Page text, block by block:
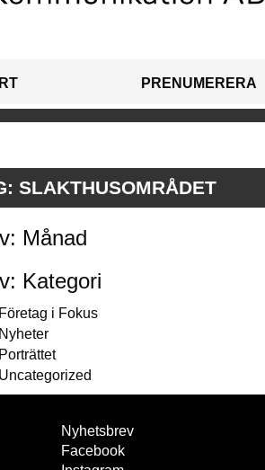
PRENUMERERA
SLAKTHUSOMRÅDET
Månad
Kategori
Företag i Fokus
Nyheter
Porträttet
Uncategorized
Nyhetsbrev
Facebook